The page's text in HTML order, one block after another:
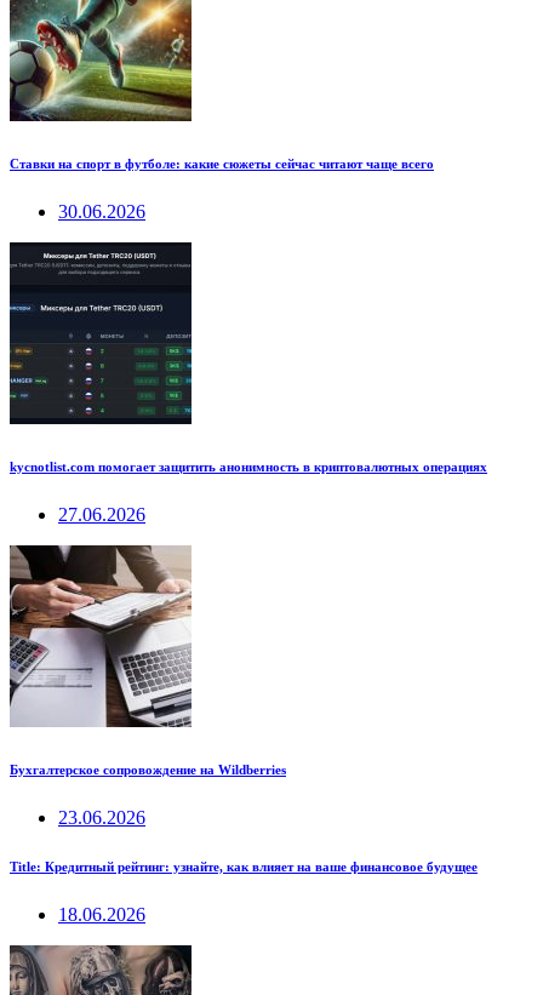
Ставки на спорт в футболе: какие сюжеты сейчас читают чаще всего
30.06.2026
kycnotlist.com помогает защитить анонимность в криптовалютных операциях
27.06.2026
Бухгалтерское сопровождение на Wildberries
23.06.2026
Title: Кредитный рейтинг: узнайте, как влияет на ваше финансовое будущее
18.06.2026